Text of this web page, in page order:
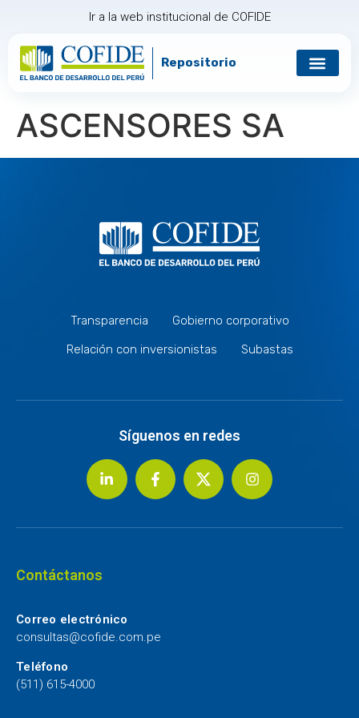
Ir a la web institucional de COFIDE
Repositorio
ASCENSORES SA
Transparencia
Gobierno corporativo
Relación con inversionistas
Subastas
Síguenos en redes
Contáctanos
Correo electrónico
consultas@cofide.com.pe
Teléfono
(511) 615-4000